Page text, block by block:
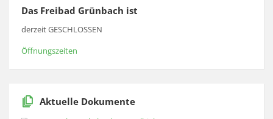
Das Freibad Grünbach ist
derzeit GESCHLOSSEN
Öffnungszeiten
Aktuelle Dokumente